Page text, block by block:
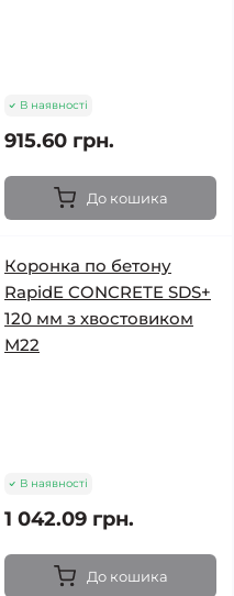
В наявності
915.60 грн.
До кошика
Коронка по бетону
RapidE CONCRETE SDS+
120 мм з хвостовиком
М22
В наявності
1 042.09 грн.
До кошика